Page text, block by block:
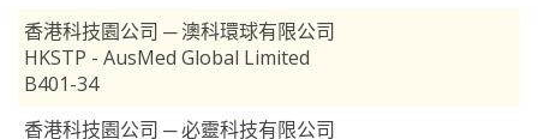
香港科技園公司 ─ 澳科環球有限公司
HKSTP - AusMed Global Limited
B401-34
香港科技園公司 ─ 必靈科技有限公司